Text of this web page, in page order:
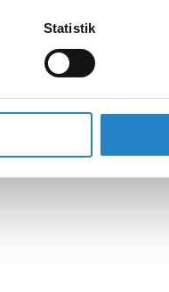
Statistik